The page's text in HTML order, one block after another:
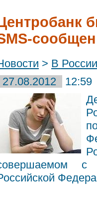
> В России
27.08.2012
12:59
с